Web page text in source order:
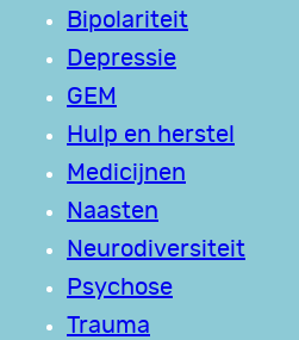
Bipolariteit
Depressie
GEM
Hulp en herstel
Medicijnen
Naasten
Neurodiversiteit
Psychose
Trauma